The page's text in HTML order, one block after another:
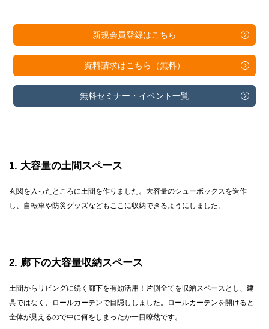
新規会員登録はこちら
資料請求はこちら（無料）
無料セミナー・ イベント一覧
1 大容量の土間スペース
玄関を入ったところに土間を作りました。大容量のシューボックスを造作
し、自転車や防災グッズなどもここに収納できるようにしました。
2 廊下の大容量収納スペース
土間からリビングに続く廊下を有効活用！片側全てを収納スペースとし、建
具ではなく、ロールカーテンで目隠ししました。ロールカーテンを開けると
全体が見えるので中に何をしまったか一目瞭然です。